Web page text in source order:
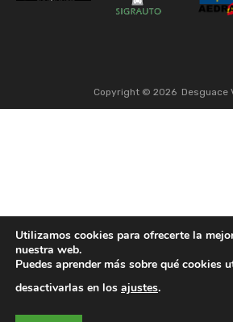
Copyright © 2026 Desguace
Utilizamos cookies para ofrecerte la
nuestra web.
Puedes aprender más sobre qué cookies
desactivarlas en los ajustes.